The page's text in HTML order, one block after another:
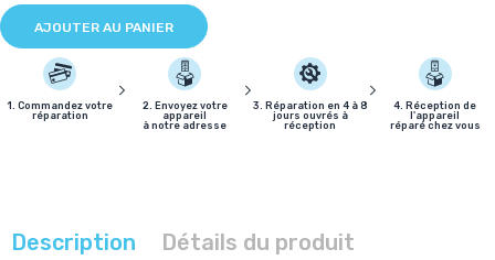
AJOUTER AU PANIER
1. Commandez votre
réparation
2. Envoyez votre
appareil
à notre adresse
3. Réparation en 4 à 8
jours ouvrés à
réception
4. Réception de
l'appareil
réparé chez vous
Description Détails du produit